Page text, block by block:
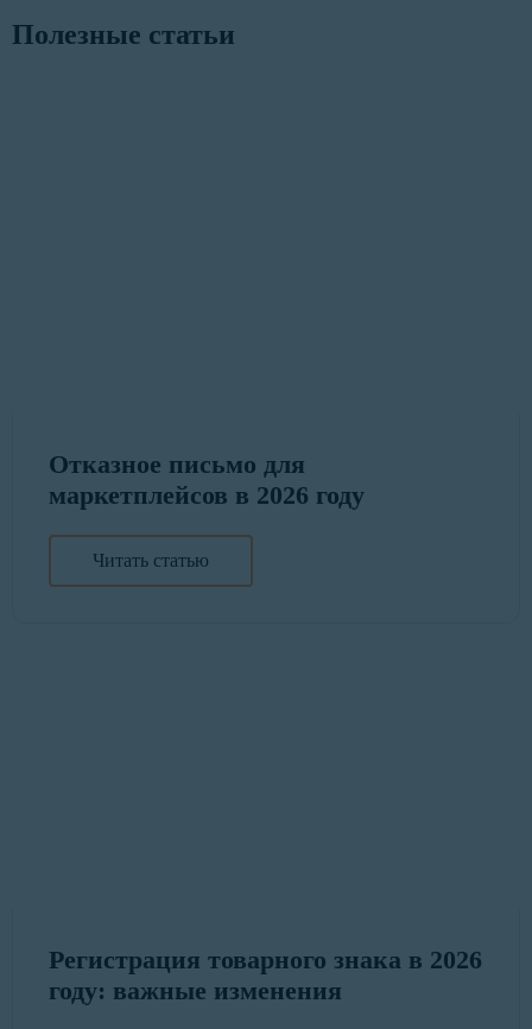
Полезные статьи
Отказное письмо для
маркетплейсов в 2026 году
Читать статью
Регистрация товарного знака в 2026
году: важные изменения